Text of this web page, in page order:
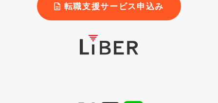
転職支援サービス申込み